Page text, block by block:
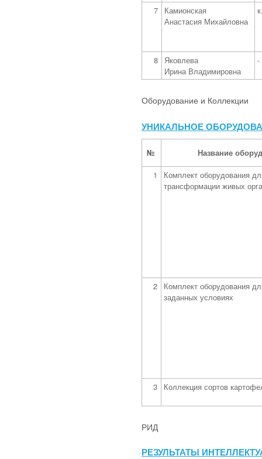
7
Камионская
Анастасия Михайловна
8
Яковлева
Ирина Владимировна
-
Оборудование и Коллекции
УНИКАЛЬНОЕ
№
Название
1
Комплект оборудования
трансформации живых
2
Комплект оборудования
заданных условиях
3 Коллекция сортов
РИД
РЕЗУЛЬТАТЫ